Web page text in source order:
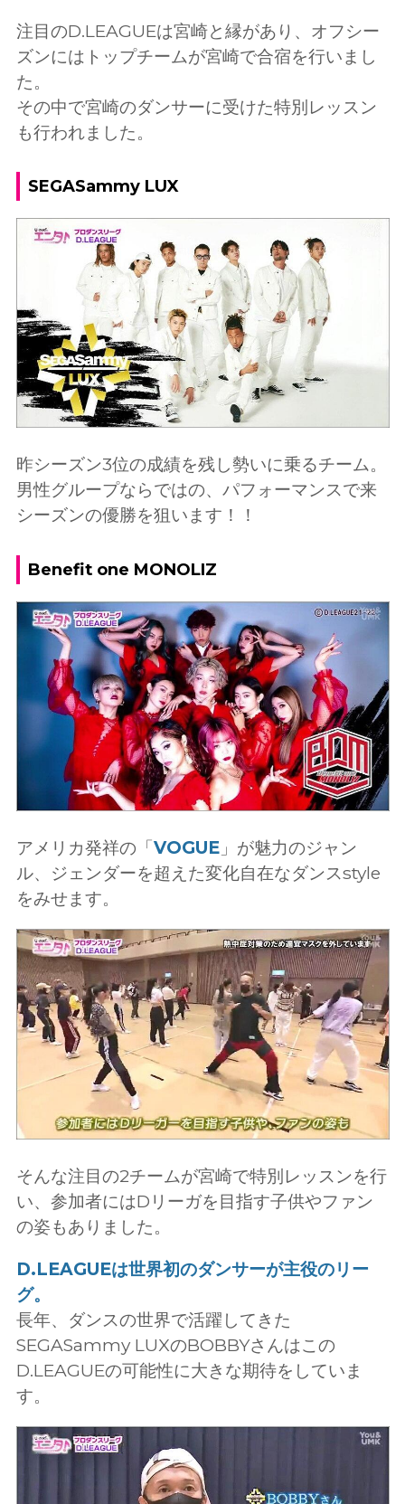
注目のD.LEAGUEは宮崎と縁があり、オフシー
ズンにはトップチームが宮崎で合宿を行いまし
た。
その中で宮崎のダンサーに受けた特別レッスン
も行われました。
SEGASammy LUX
昨シーズン3位の成績を残し勢いに乗るチーム。
男性グループならではの、パフォーマンスで来
シーズンの優勝を狙います！！
Benefit one MONOLIZ
アメリカ発祥の「VOGUE」が魅力のジャン
ル、ジェンダーを超えた変化自在なダンスstyle
をみせます。
そんな注目の2チームが宮崎で特別レッスンを行
い、参加者にはDリーガを目指す子供やファン
の姿もありました。
D.LEAGUEは世界初のダンサーが主役のリー
グ。
長年、ダンスの世界で活躍してきた
SEGASammy LUXのBOBBYさんはこの
D.LEAGUEの可能性に大きな期待をしていま
す。